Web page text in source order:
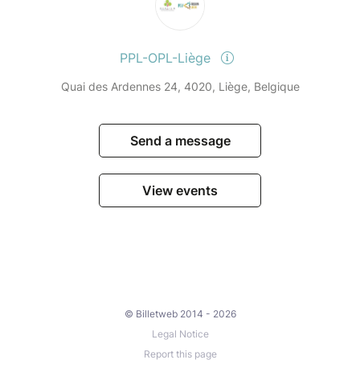
PPL-OPL-Liège
Quai des Ardennes 24, 4020, Liège, Belgique
Send a message
View events
© Billetweb 2014 - 2026
Legal Notice
Report this page